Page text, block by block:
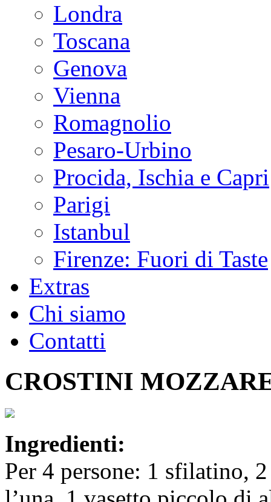
Londra
Toscana
Genova
Vienna
Romagnolio
Pesaro-Urbino
Procida, Ischia e Capri
Parigi
Istanbul
Firenze: Fuori di Taste
Extras
Chi siamo
Contatti
CROSTINI
Ingredienti:
Per 4 persone: 1 sfilatino,